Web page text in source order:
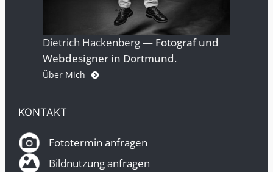
Dietrich Hackenberg — Fotograf und
Webdesigner in Dortmund.
Über Mich
KONTAKT
Fototermin anfragen
Bildnutzung anfragen